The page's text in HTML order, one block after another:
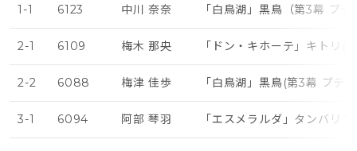
1-1 6123 中川 奈奈 「白鳥湖」黒鳥（第3幕 プ
2-1 6109 梅木 那央 「ドン・キホーテ」キトリ(
2-2 6088 梅津 佳歩 「白鳥湖」黒鳥(第3幕 プテ
3-1 6094 阿部 琴羽 「エスメラルダ」タンバリ